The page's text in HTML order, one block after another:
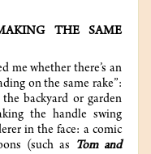
THE SAME
me whether there’s an
on the same rake”:
backyard or garden
the handle swing
in the face: a comic
(such as
Tom and